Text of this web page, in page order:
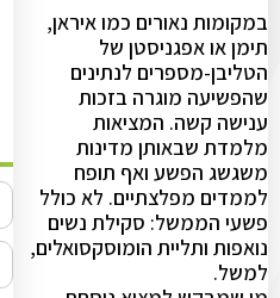
במקומות נאורים כמו איראן,
תימן או אפגניסטן של
הטליבן-מספרים לנתינים
שהפשיעה מוגרה בזכות
ענישה קשה. המציאות
מלמדת שבאותן מדינות
משגשג הפשע ואף תופח
לממדים מפלצתיים. לא כולל
פשעי הממשל: סקילת נשים
נואפות ותליית הומוסקסואלים,
למשל.